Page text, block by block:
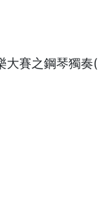
大賽之鋼琴獨奏(